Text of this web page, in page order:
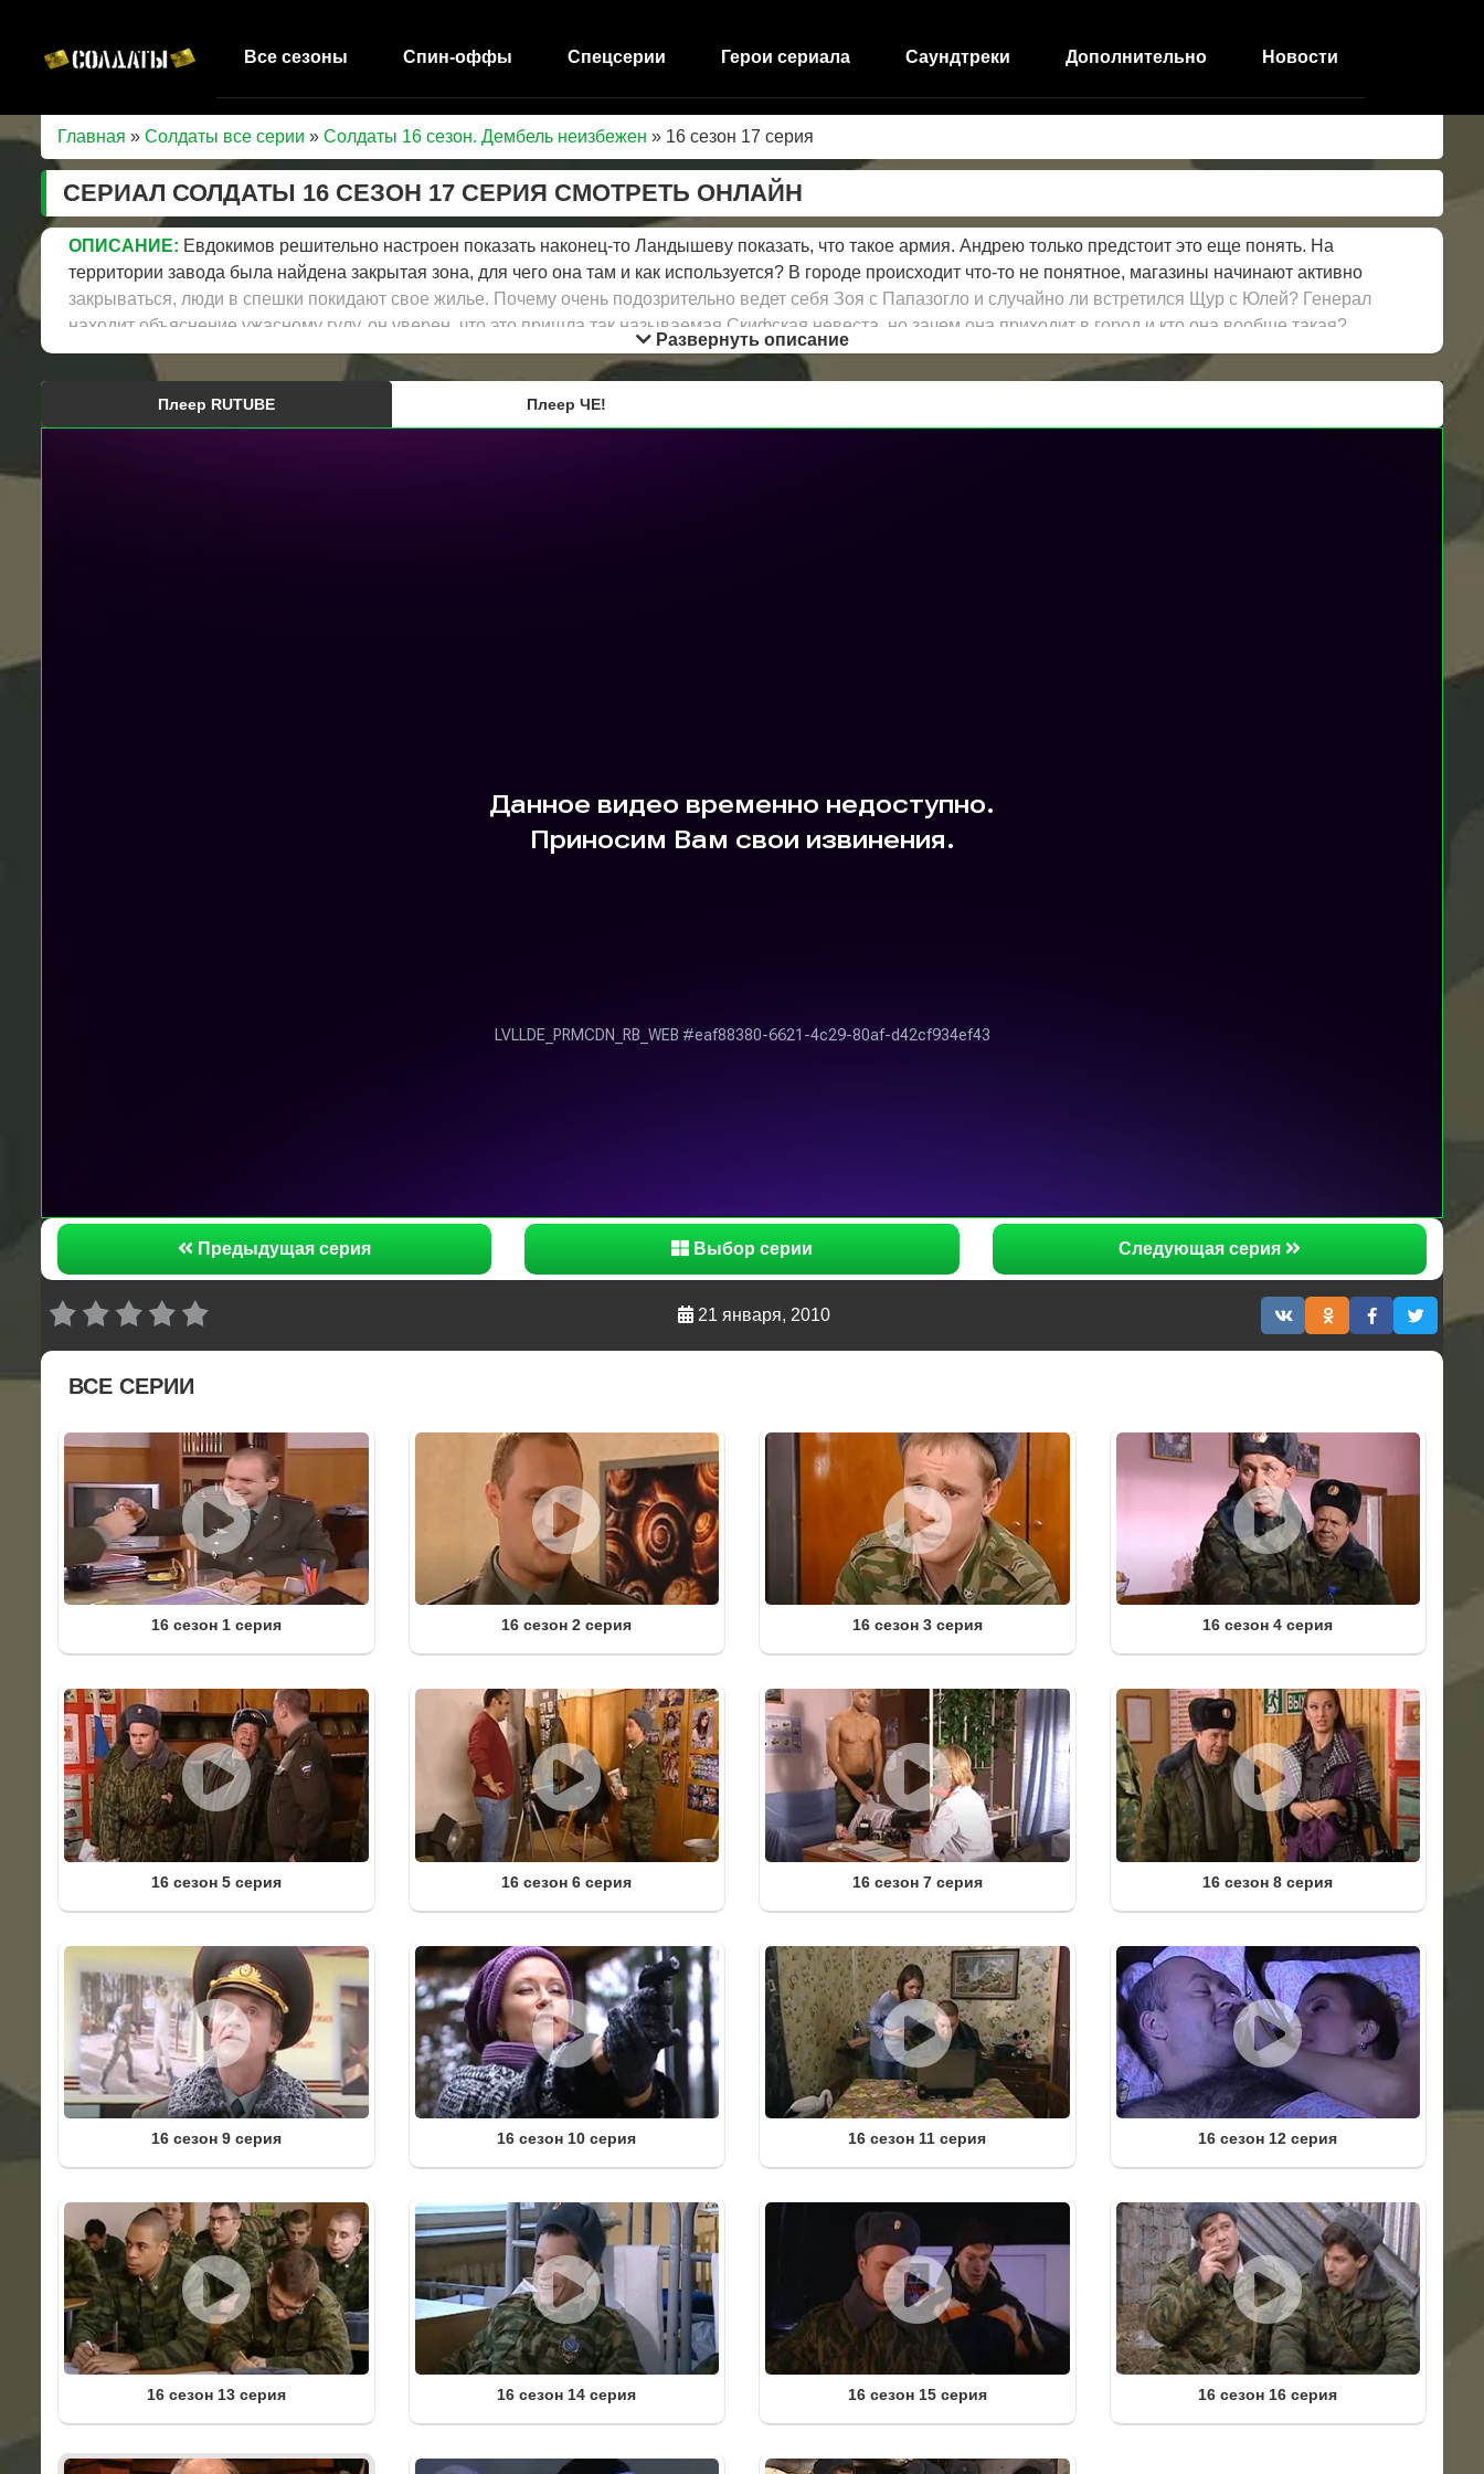
Все сезоны Спин-оффы Спецсерии Герои сериала Саундтреки Дополнительно Новости
Главная » Солдаты все серии » Солдаты 16 сезон. Дембель неизбежен » 16 сезон 17 серия
СЕРИАЛ СОЛДАТЫ 16 СЕЗОН 17 СЕРИЯ СМОТРЕТЬ ОНЛАЙН
ОПИСАНИЕ: Евдокимов решительно настроен показать наконец-то Ландышеву показать, что такое армия. Андрею только предстоит это еще понять. На
территории завода была найдена закрытая зона, для чего она там и как используется? В городе происходит что-то не понятное, магазины начинают активно
закрываться, люди в спешки покидают свое жилье. Почему очень подозрительно ведет себя Зоя с Папазогло и случайно ли встретился Щур с Юлей? Генерал
находит объяснение ужасному гулу, он уверен, что это пришла так называемая Скифская невеста, но зачем она приходит в город и кто она вообще такая?
Свадебное путешествие семьи Ярошенко оборачивается для пары самым настоящим ЧП.
Развернуть описание
Плеер RUTUBE Плеер ЧЕ!
Предыдущая серия Выбор серии Следующая серия
21 января, 2010
ВСЕ СЕРИИ
16 сезон 1 серия 16 сезон 2 серия 16 сезон 3 серия 16 сезон 4 серия
16 сезон 5 серия 16 сезон 6 серия 16 сезон 7 серия 16 сезон 8 серия
16 сезон 9 серия 16 сезон 10 серия 16 сезон 11 серия 16 сезон 12 серия
16 сезон 13 серия 16 сезон 14 серия 16 сезон 15 серия 16 сезон 16 серия